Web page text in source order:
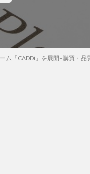
「CADDi」を展開–購買・品